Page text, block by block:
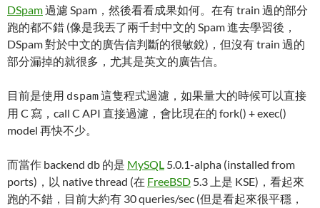
DSpam過濾 Spam，然後看看成果如何。在有 train 過的部分
跑的都不錯 (像是我丟了兩千封中文的 Spam 進去學習後，
DSpam 對於中文的廣告信判斷的很敏銳)，但沒有 train 過的
部分漏掉的就很多，尤其是英文的廣告信。
目前是使用 dspam這隻程式過濾，如果量大的時候可以直接
用 C 寫，call C API 直接過濾，會比現在的 fork() + exec()
model 再快不少。
而當作 backend db 的是 MySQL 5.0.1-alpha (installed from
ports)，以 native thread (在 FreeBSD 5.3 上是 KSE)，看起來
跑的不錯，目前大約有 30 queries/sec (但是看起來很平穩，